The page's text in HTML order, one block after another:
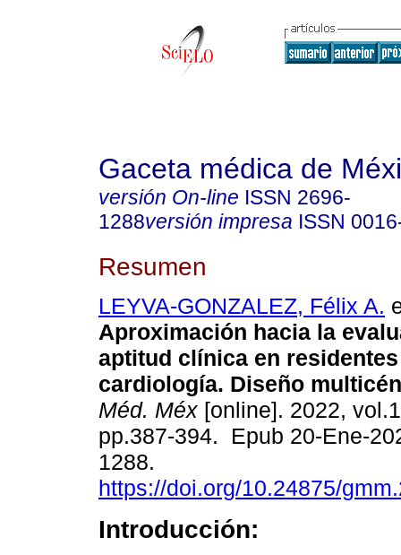
Gaceta médica de
versión On-line ISSN 2696-
1288versión impresa ISSN
Resumen
LEYVA-GONZALEZ, Félix A.
Aproximación hacia la
aptitud clínica en
cardiología. Diseño
Méd. Méx [online]. 2022,
pp.387-394. Epub 20-Ene-
1288.
https://doi.org/10.24875/
Introducción: